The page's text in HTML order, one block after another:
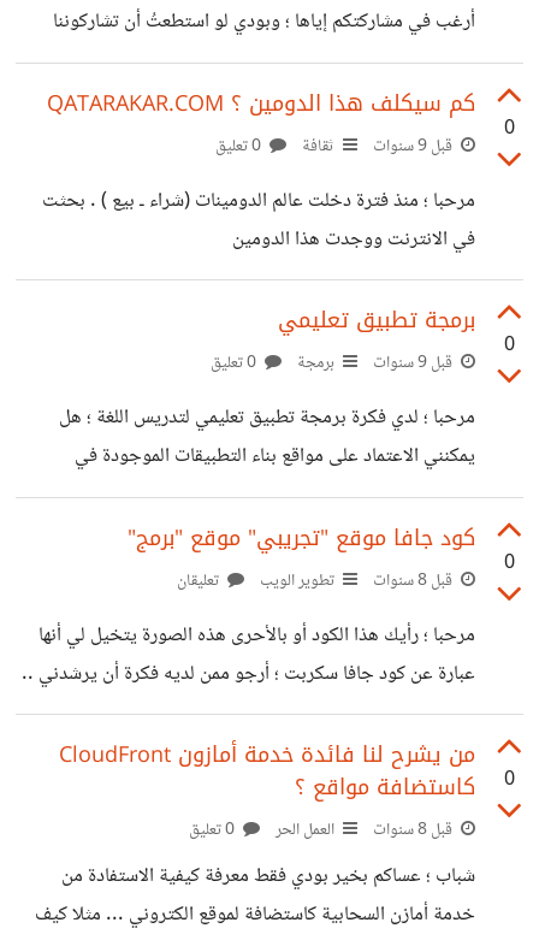
الاحتفاظ بخصائصها الحالية وما إلى ذلك ؟ من
أرغب في مشاركتكم إياها ؛ وبودي لو استطعتُ أن تشاركوننا
تجاربكم السابقة والحالية في الغربة في أمريكا أو في الغرب
عموما .. لنبدأ
0
كم سيكلف هذا الدومين ؟ QATARAKAR.COM
قبل 9 سنوات ثقافة
مرحبا ؛ منذ فترة دخلت عالم الدومينات (شراء ـ بيع ) . بحثت
في الانترنت ووجدت هذا الدومين
http://www.qatarakar.com يبدو أنه لديه باك لينك كبير
.. ولكن أتساءل كم سكون سعره لو اشتريته وقمتُ بإعادة تأهيله
أو بيعه ..؟ أرجو التفاعل ممن لديهم الخبرة
0
برمجة تطبيق تعليمي
قبل 9 سنوات برمجة
مرحبا ؛ لدي فكرة برمجة تطبيق تعليمي لتدريس اللغة ؛ هل
يمكنني الاعتماد على مواقع بناء التطبيقات الموجودة في
الانترنت والتي تتيح لك بناء تطبيقك دون الحاجة إلى برمجة
معينة ؟ علما أني لا أمتلك الخبرة الكافية لبرمجة تطبيق كهذا
ولكن لدي هذا المشروع ومصر على تنفيذه . السؤال : بما
لبناء تطبيقاتي ؟ أم أن الاعتماد على المواقع الأخرى كاف علما أن
التطبيق قد يكون مربحا
0
كود جافا موقع "تجريبي" موقع "برمج"
قبل 8 سنوات تطوير الويب تعليقان
مرحبا ؛ رأيك هذا الكود أو بالأحرى هذه الصورة يتخيل لي أنها
عبارة عن كود جافا سكربت ؛ أرجو ممن لديه فكرة أن يرشدني ..
أرغب في وضع طريقة مشابهة لمشروع لدي فكيف يمكنني ذلك
وكيف يمكنني بالأحرى الحصول على الكود لتظهر الصورة تماما
كما في هذه الصور:
http://www.openscreenshot.com/H1FqPrJ_M
http://www.openscreenshot.com/H1FqPrJ_M
شكرا
0
من يشرح لنا فائدة خدمة أمازون CloudFront
كاستضافة مواقع ؟
قبل 8 سنوات العمل الحر
شباب ؛ عساكم بخير بودي فقط معرفة كيفية الاستفادة من
خدمة أمازن السحابية كاستضافة لموقع الكتروني ... مثلا كيف